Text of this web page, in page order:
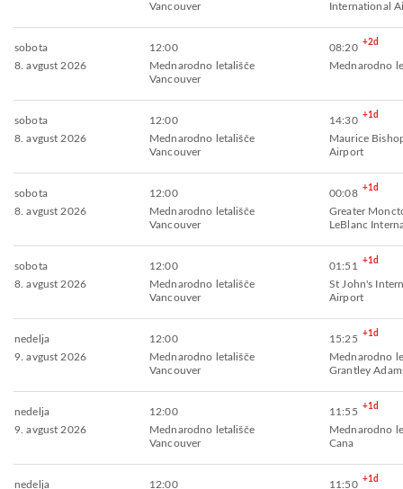
Vancouver
International
sobota
8. avgust 2026
12:00
Mednarodno letališče
Vancouver
08:20 +2d
Mednarodno
sobota
8. avgust 2026
12:00
Mednarodno letališče
Vancouver
14:30 +1d
Maurice
Airport
sobota
8. avgust 2026
12:00
Mednarodno letališče
Vancouver
00:08 +1d
Greater
LeBlanc
sobota
8. avgust 2026
12:00
Mednarodno letališče
Vancouver
01:51 +1d
St John's
Airport
nedelja
9. avgust 2026
12:00
Mednarodno letališče
Vancouver
15:25 +1d
Mednarodno
Grantley
nedelja
9. avgust 2026
12:00
Mednarodno letališče
Vancouver
11:55 +1d
Mednarodno
Cana
nedelja
12:00
11:50 +1d